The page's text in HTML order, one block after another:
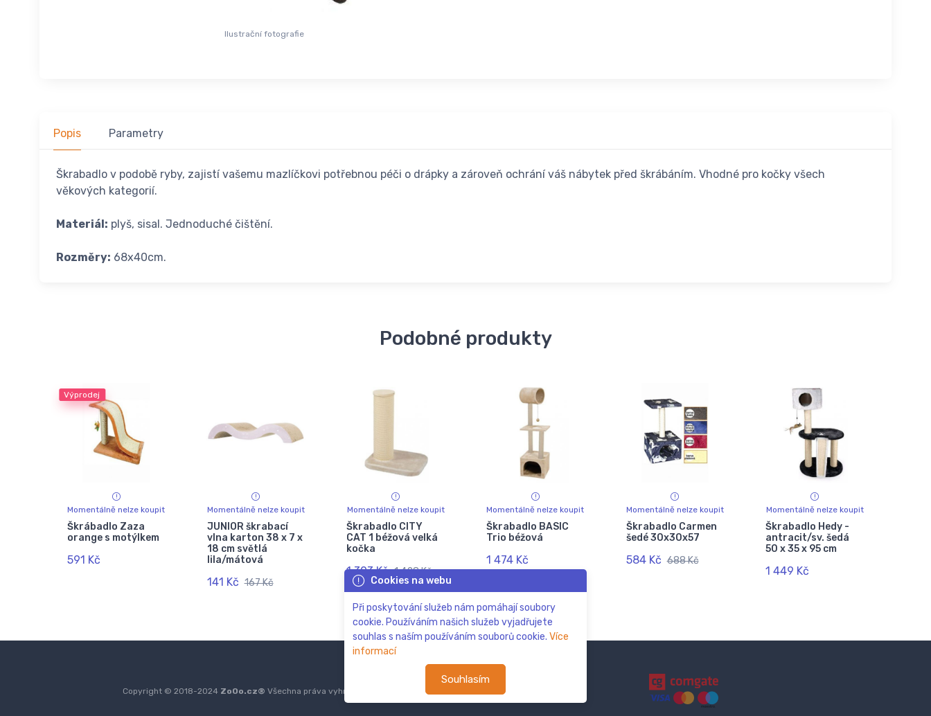
Ilustrační fotografie
Popis Parametry
Škrabadlo v podobě ryby, zajistí vašemu mazlíčkovi potřebnou péči o drápky a zároveň ochrání váš nábytek před škrábáním. Vhodné pro kočky všech
věkových kategorií.
Materiál: plyš, sisal. Jednoduché čištění.
Rozměry: 68x40cm.
Podobné produkty
Výprodej
Momentálně nelze koupit
Škrábadlo Zaza
orange s motýlkem
591 Kč
Momentálně nelze koupit
JUNIOR škrabací
vlna karton 38 x 7 x
18 cm světlá
lila/mátová
141 Kč 167 Kč
Momentálně nelze koupit
Škrabadlo CITY
CAT 1 béžová velká
kočka
1 303 Kč 1 428 Kč
Momentálně nelze koupit
Škrabadlo BASIC
Trio béžová
1 474 Kč
Momentálně nelze koupit
Škrabadlo Carmen
šedé 30x30x57
584 Kč 688 Kč
Momentálně nelze koupit
Škrabadlo Hedy -
antracit/sv. šedá
50 x 35 x 95 cm
1 449 Kč
Cookies na webu
Při poskytování služeb nám pomáhají soubory
cookie. Používáním našich služeb vyjadřujete
souhlas s naším používáním souborů cookie. Více
informací
Souhlasím
Copyright © 2018-2024 ZoOo.cz® Všechna práva vyhrazena.